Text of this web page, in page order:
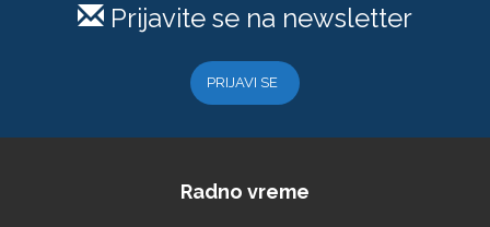
Prijavite se na newsletter
PRIJAVI SE
Radno vreme